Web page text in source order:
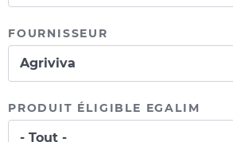
FOURNISSEUR
PRODUIT ÉLIGIBLE EGALIM